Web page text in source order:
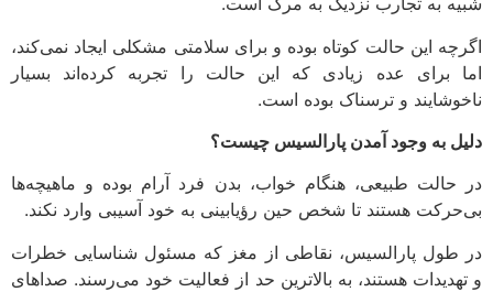
اگرچه این حالت کوتاه بوده و برای سلامتی مشکلی ایجاد نمی‌کند،
اما برای عده‌ زیادی که این حالت را تجربه کرده‌اند بسیار
ناخوشایند و ترسناک بوده است.
دلیل به وجود آمدن پارالسیس چیست؟
در حالت طبیعی، هنگام خواب، بدن فرد آرام بوده و ماهیچه‌ها
بی‌حرکت هستند تا شخص حین رؤیابینی به خود آسیبی وارد نکند.
در طول پارالسیس، نقاطی از مغز که مسئول شناسایی خطرات
و تهدیدات هستند، به بالاترین حد از فعالیت خود می‌رسند. صداهای